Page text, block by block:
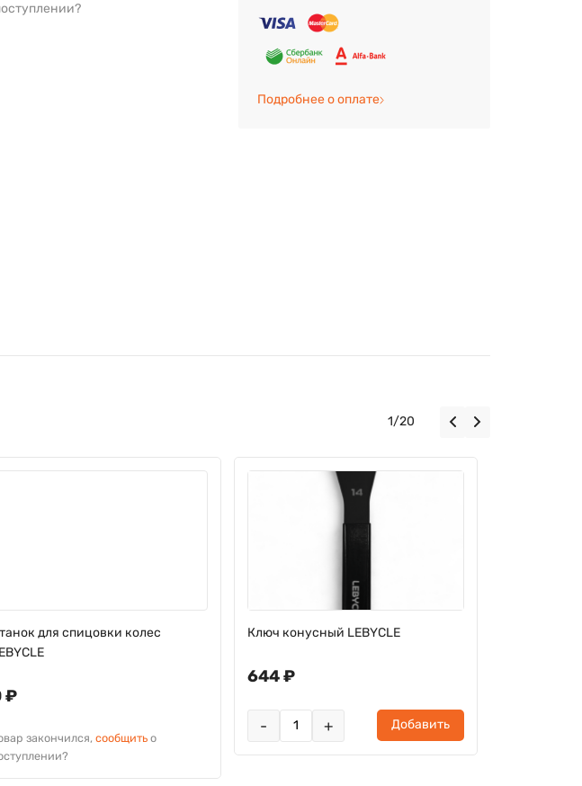
Подробнее о оплате
1/20
для спицовки колес
₽
закончился, сообщить о
Ключ конусный LEBYCLE
644 ₽
- + Добавить